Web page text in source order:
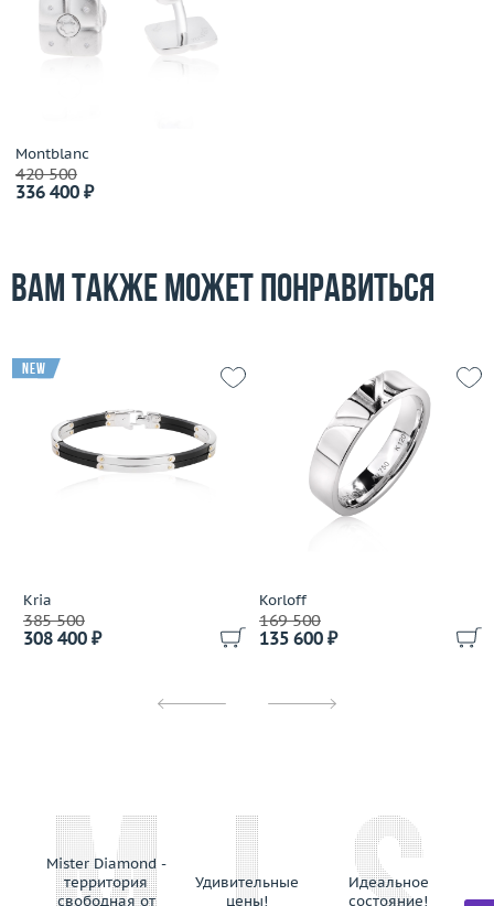
Montblanc
420 500
336 400 ₽
Вам также может понравиться
Kria
385 500
308 400 ₽
new
Korloff
169 500
135 600 ₽
Mister Diamond -
территория
свободная от
Удивительные
цены!
Идеальное
состояние!